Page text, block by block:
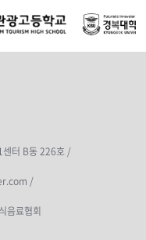
센터 B동 226호 /
/
음료협회